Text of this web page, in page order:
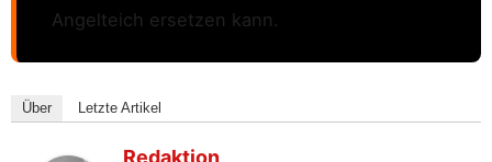
Angelteich ersetzen kann.
Über Letzte Artikel
Redaktion